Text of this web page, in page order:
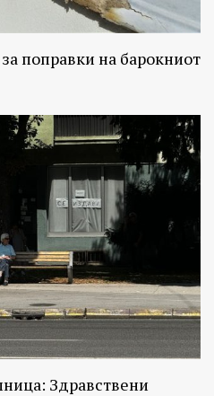
поправки на барокниот
Здравствени